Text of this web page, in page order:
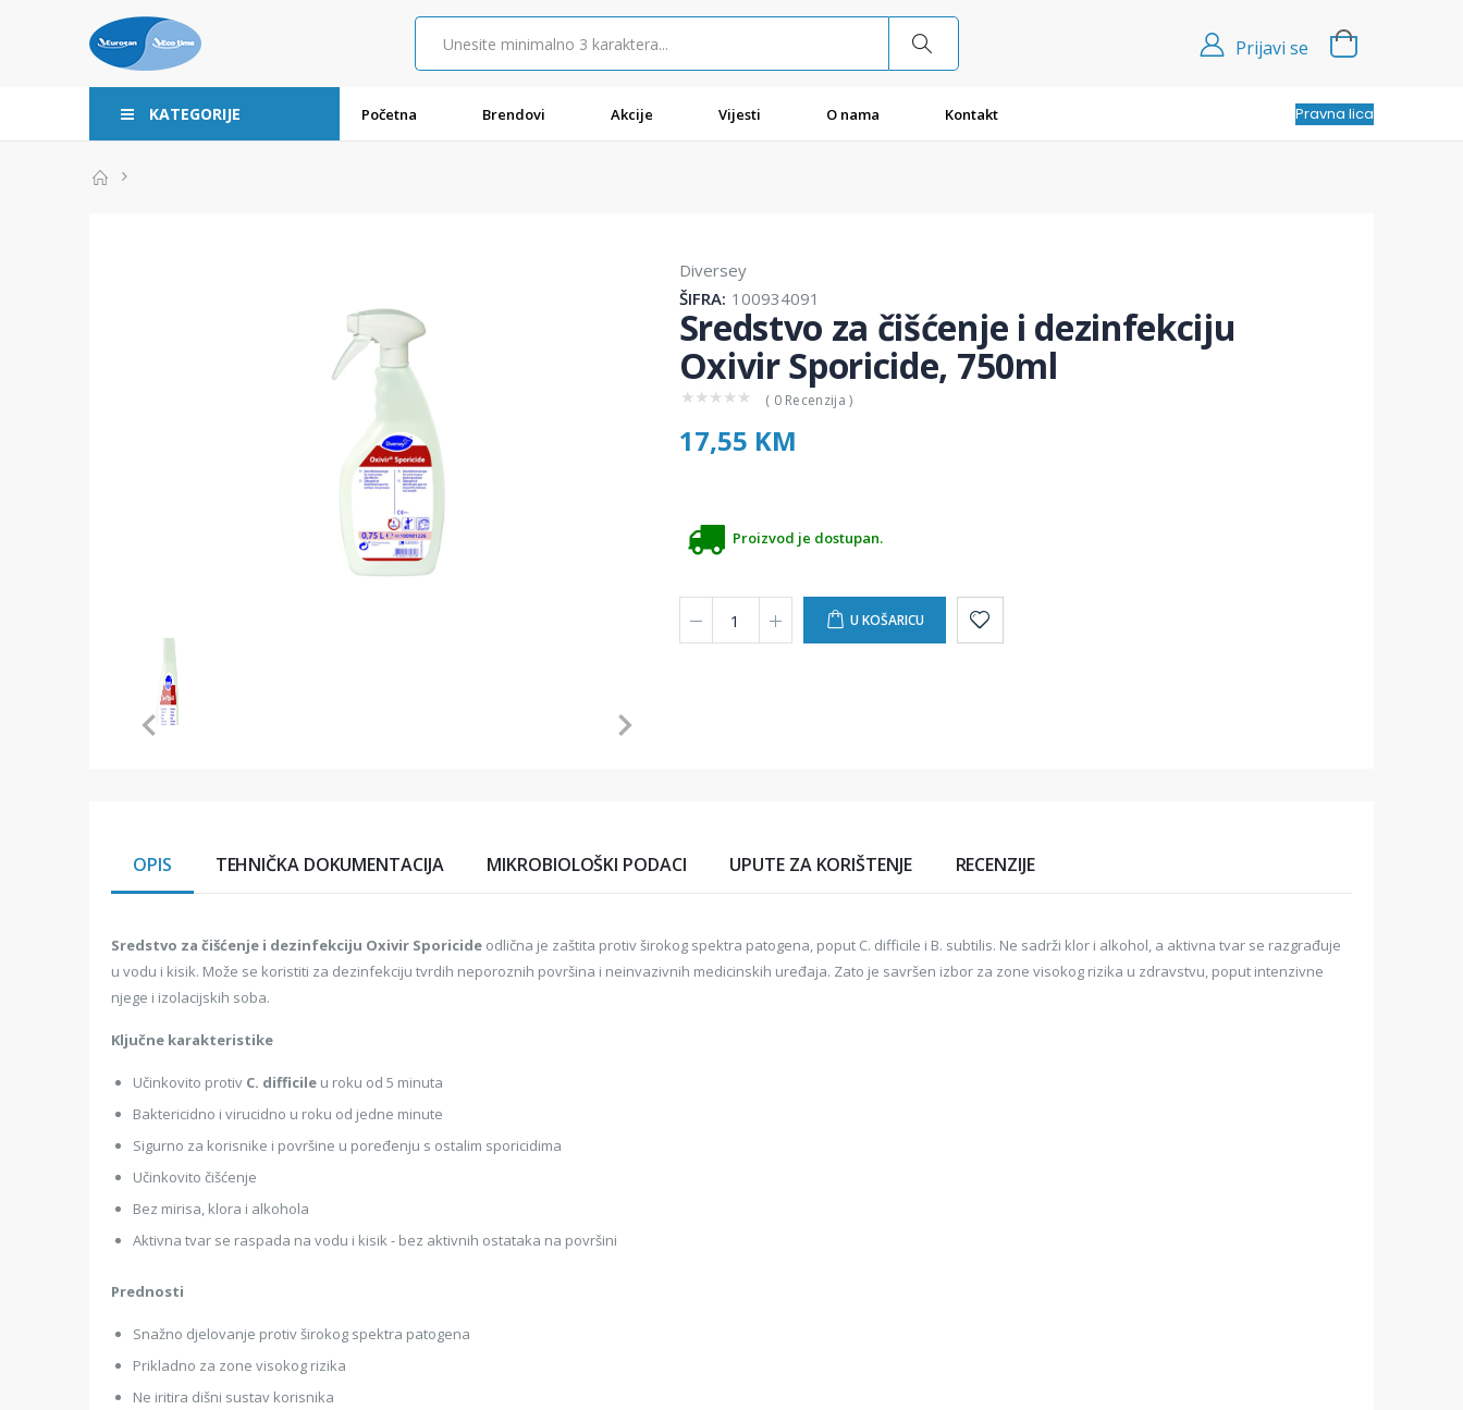
Prijavi se
KATEGORIJE Početna Brendovi Akcije Vijesti O nama Kontakt Pravna lica
Item
Diversey
ŠIFRA: 100934091
Sredstvo za čišćenje i dezinfekciju
Oxivir Sporicide, 750ml
★ ★ ★ ★ ★ ( 0 Recenzija )
17,55 KM
Proizvod je dostupan.
U KOŠARICU
OPIS TEHNIČKA DOKUMENTACIJA MIKROBIOLOŠKI PODACI UPUTE ZA KORIŠTENJE RECENZIJE
Sredstvo za čišćenje i dezinfekciju Oxivir Sporicide odlična je zaštita protiv širokog spektra patogena, poput C. difficile i B. subtilis. Ne sadrži klor i alkohol, a aktivna tvar se razgrađuje
u vodu i kisik. Može se koristiti za dezinfekciju tvrdih neporoznih površina i neinvazivnih medicinskih uređaja. Zato je savršen izbor za zone visokog rizika u zdravstvu, poput intenzivne
njege i izolacijskih soba.
Ključne karakteristike
Učinkovito protiv C. difficile u roku od 5 minuta
Baktericidno i virucidno u roku od jedne minute
Sigurno za korisnike i površine u poređenju s ostalim sporicidima
Učinkovito čišćenje
Bez mirisa, klora i alkohola
Aktivna tvar se raspada na vodu i kisik - bez aktivnih ostataka na površini
Prednosti
Snažno djelovanje protiv širokog spektra patogena
Prikladno za zone visokog rizika
Ne iritira dišni sustav korisnika